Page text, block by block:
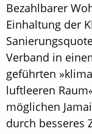
Bezahlbarer
Einhaltung der
Verband in
geführten
luftleeren
möglichen
durch besseres